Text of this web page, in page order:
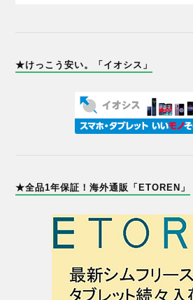
★けっこう安い。「イオシス」
★全品1年保証！海外通販「ETOREN」